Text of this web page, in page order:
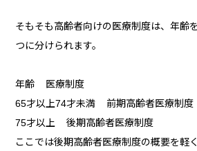
そもそも高齢者向けの医療制度は、年齢
つに分けられます。
年齢 医療制度
65才以上74才未満 前期高齢者医療制度
75才以上 後期高齢者医療制度
ここでは後期高齢者医療制度の概要を軽